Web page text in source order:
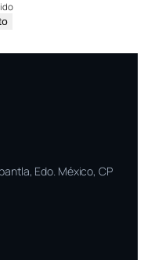
Edo. México, CP